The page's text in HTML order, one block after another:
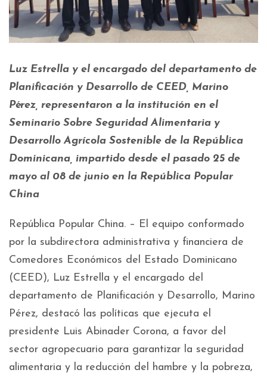
Luz Estrella y el encargado del departamento de
Planificación y Desarrollo de CEED, Marino
Pérez, representaron a la institución en el
Seminario Sobre Seguridad Alimentaria y
Desarrollo Agrícola Sostenible de la República
Dominicana, impartido desde el pasado 25 de
mayo al 08 de junio en la República Popular
China
República Popular China. – El equipo conformado
por la subdirectora administrativa y financiera de
Comedores Económicos del Estado Dominicano
(CEED), Luz Estrella y el encargado del
departamento de Planificación y Desarrollo, Marino
Pérez, destacó las políticas que ejecuta el
presidente Luis Abinader Corona, a favor del
sector agropecuario para garantizar la seguridad
alimentaria y la reducción del hambre y la pobreza,